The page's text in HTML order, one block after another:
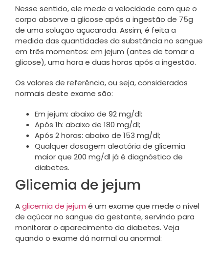
Nesse sentido, ele mede a velocidade com que o
corpo absorve a glicose após a ingestão de 75g
de uma solução açucarada. Assim, é feita a
medida das quantidades da substância no sangue
em três momentos: em jejum (antes de tomar a
glicose), uma hora e duas horas após a ingestão.
Os valores de referência, ou seja, considerados
normais deste exame são:
Em jejum: abaixo de 92 mg/dl;
Após 1h: abaixo de 180 mg/dl;
Após 2 horas: abaixo de 153 mg/dl;
Qualquer dosagem aleatória de glicemia
maior que 200 mg/dl já é diagnóstico de
diabetes.
Glicemia de jejum
Aglicemia de jejum é um exame que mede o nível
de açúcar no sangue da gestante, servindo para
monitorar o aparecimento da diabetes. Veja
quando o exame dá normal ou anormal: